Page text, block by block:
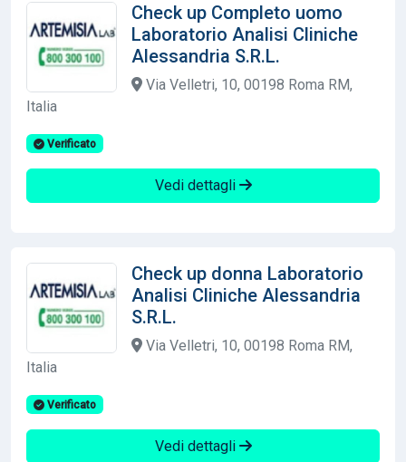
Check up Completo uomo
Laboratorio Analisi Cliniche
Alessandria S.R.L.
Via Velletri, 10, 00198 Roma RM,
Italia
Verificato
Vedi dettagli
Check up donna Laboratorio
Analisi Cliniche Alessandria
S.R.L.
Via Velletri, 10, 00198 Roma RM,
Italia
Verificato
Vedi dettagli